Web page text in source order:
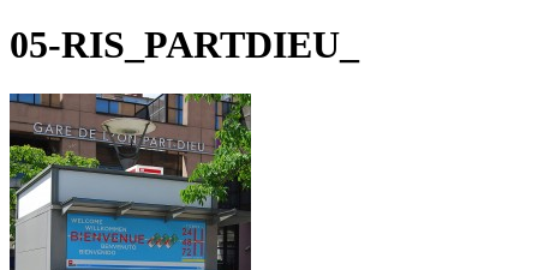
05-RIS_PARTDIEU_